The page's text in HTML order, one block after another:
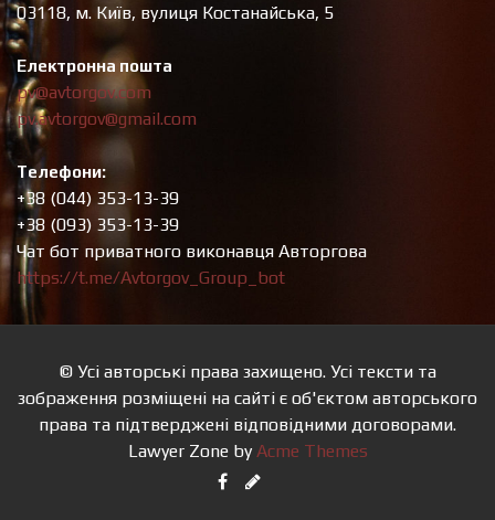
03118, м. Київ, вулиця Костанайська, 5
Електронна пошта
pv@avtorgov.com
pv.avtorgov@gmail.com
Телефони:
+38 (044) 353-13-39
+38 (093) 353-13-39
Чат бот приватного виконавця Авторгова
https://t.me/Avtorgov_Group_bot
© Усі авторські права захищено. Усі тексти та
зображення розміщені на сайті є об'єктом авторського
права та підтверджені відповідними договорами.
Lawyer Zone by Acme Themes